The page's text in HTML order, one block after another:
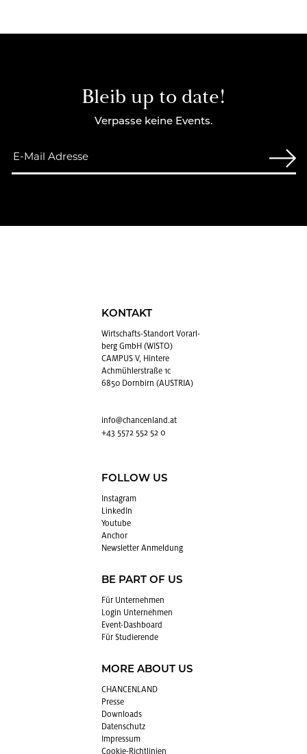
Bleib up to date!
Verpasse keine Events.
KONTAKT
Wirt­schafts-Stand­ort Vor­arl­
berg GmbH (WISTO)
CAMPUS V, Hintere
Achmühlerstraße 1c
6850 Dornbirn (AUSTRIA)
info@​chancenland.​at
+43 5572 552 52 0
FOLLOW US
In­sta­gram
Lin­kedIn
You­tube
An­chor
News­let­ter An­mel­dung
BE PART OF US
Für Un­ter­neh­men
Login Un­ter­neh­men
Event-Da­sh­board
Für Stu­die­ren­de
MORE ABOUT US
CHAN­CEN­LAND
Pres­se
Down­loads
Da­ten­schutz
Im­pres­sum
Coo­kie-Richt­li­ni­en